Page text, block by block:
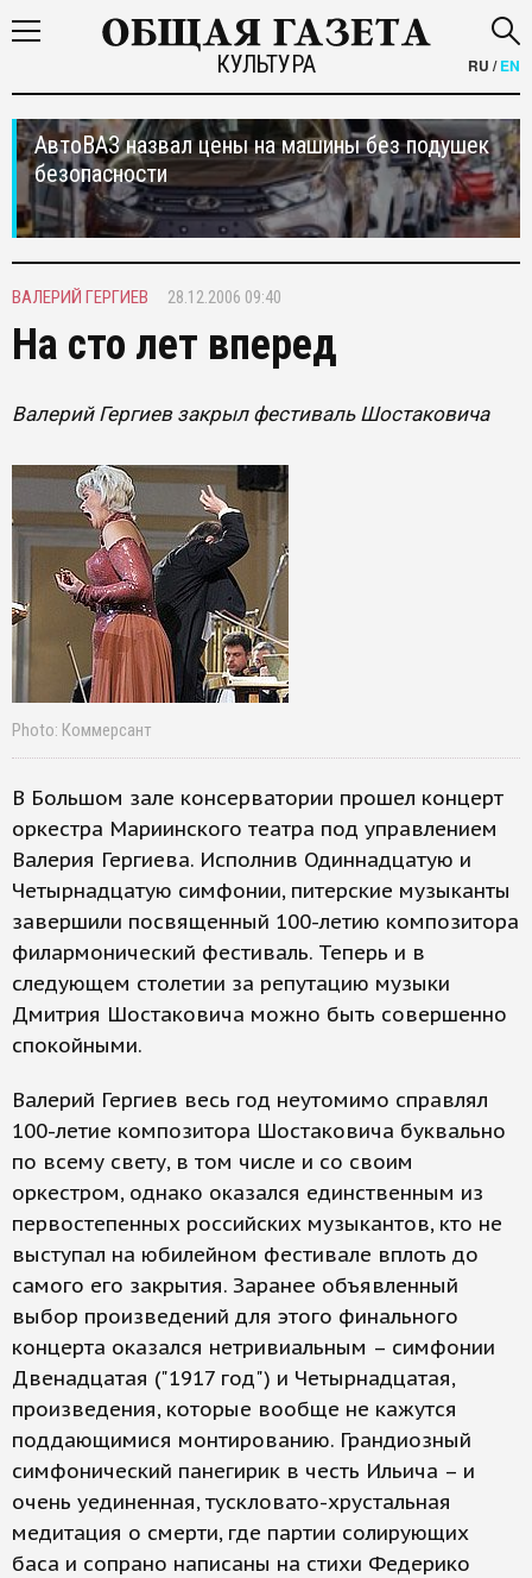
КУЛЬТУРА RU /EN
АвтоВАЗ назвал цены на машины без подушек
безопасности
ВАЛЕРИЙ ГЕРГИЕВ 28.12.2006 09:40
На сто лет вперед
Валерий Гергиев закрыл фестиваль Шостаковича
Photo: Коммерсант
В Большом зале консерватории прошел концерт
оркестра Мариинского театра под управлением
Валерия Гергиева. Исполнив Одиннадцатую и
Четырнадцатую симфонии, питерские музыканты
завершили посвященный 100-летию композитора
филармонический фестиваль. Теперь и в
следующем столетии за репутацию музыки
Дмитрия Шостаковича можно быть совершенно
спокойными.
Валерий Гергиев весь год неутомимо справлял
100-летие композитора Шостаковича буквально
по всему свету, в том числе и со своим
оркестром, однако оказался единственным из
первостепенных российских музыкантов, кто не
выступал на юбилейном фестивале вплоть до
самого его закрытия. Заранее объявленный
выбор произведений для этого финального
концерта оказался нетривиальным – симфонии
Двенадцатая ("1917 год") и Четырнадцатая,
произведения, которые вообще не кажутся
поддающимися монтированию. Грандиозный
симфонический панегирик в честь Ильича – и
очень уединенная, тускловато-хрустальная
медитация о смерти, где партии солирующих
баса и сопрано написаны на стихи Федерико